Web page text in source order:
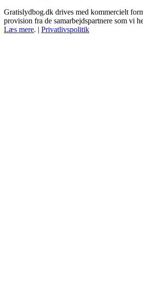
Gratislydbog.dk drives med kommercielt
provision fra de samarbejdspartnere som vi
Læs mere. | Privatlivspolitik